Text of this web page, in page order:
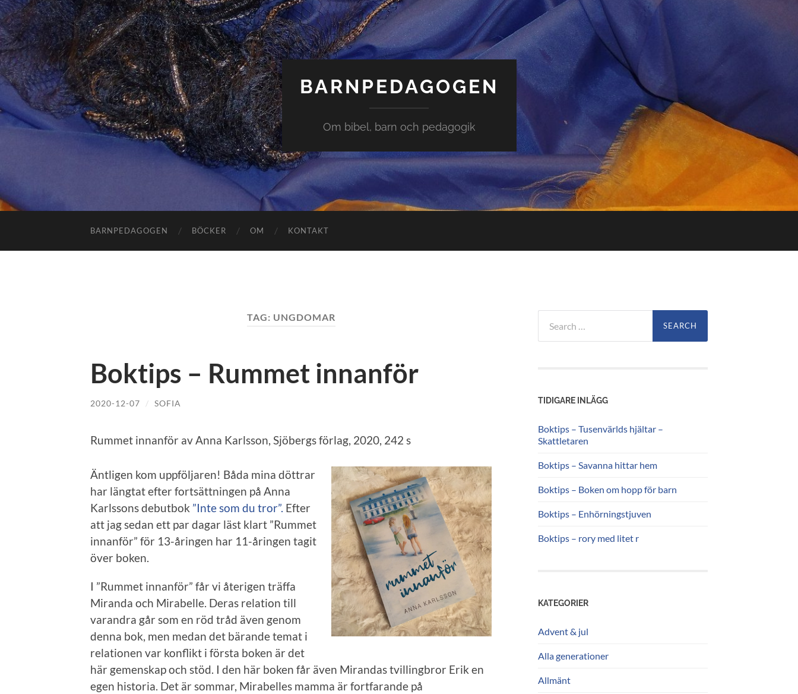
BARNPEDAGOGEN
Om bibel, barn och pedagogik
BARNPEDAGOGEN BÖCKER OM KONTAKT
TAG: UNGDOMAR
Boktips – Rummet innanför
2020-12-07 / SOFIA
Rummet innanför av Anna Karlsson, Sjöbergs förlag, 2020, 242 s
Äntligen kom uppföljaren! Båda mina döttrar
har längtat efter fortsättningen på Anna
Karlssons debutbok ”Inte som du tror”. Efter
att jag sedan ett par dagar läst klart ”Rummet
innanför” för 13-åringen har 11-åringen tagit
över boken.
I ”Rummet innanför” får vi återigen träffa
Miranda och Mirabelle. Deras relation till
varandra går som en röd tråd även genom
denna bok, men medan det bärande temat i
relationen var konflikt i första boken är det
här gemenskap och stöd. I den här boken får även Mirandas tvillingbror Erik en
egen historia. Det är sommar, Mirabelles mamma är fortfarande på
for:
TIDIGARE INLÄGG
Boktips – Tusenvärlds hjältar –
Skattletaren
Boktips – Savanna hittar hem
Boktips – Boken om hopp för barn
Boktips – Enhörningstjuven
Boktips – rory med litet r
KATEGORIER
Advent & jul
Alla generationer
Allmänt